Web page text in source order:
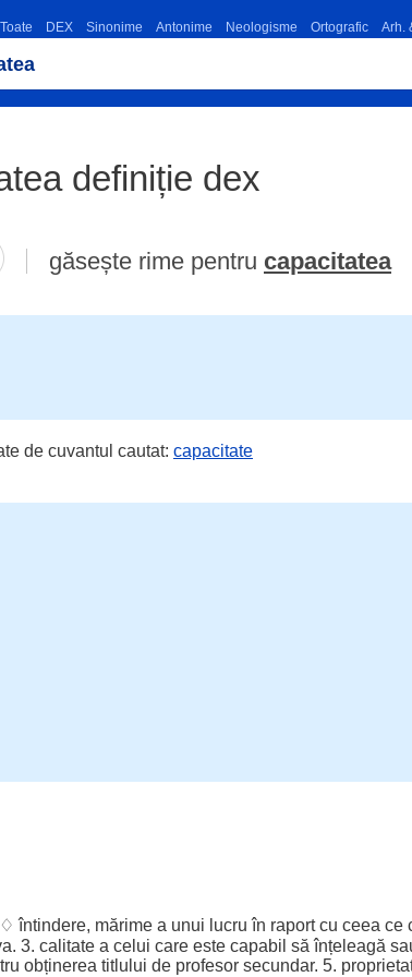
Toate DEX Sinonime Antonime Neologisme Ortografic Arh.
definiție dex
găsește rime pentru capacitatea
de cuvantul cautat: capacitate
întindere, mărime a unui lucru în raportcu ceea ce
3. calitate a celui care este capabil să înțeleagă
obținerea titlului de profesor secundar. 5.